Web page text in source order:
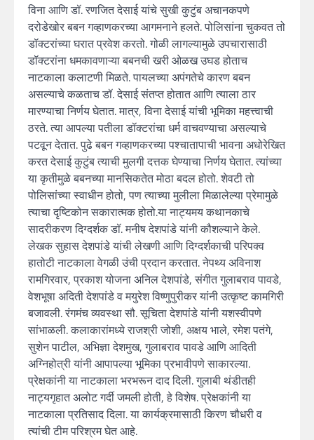
विना आणि डॉ. रणजित देसाई यांचे सुखी कुटुंब अचानकपणे
दरोडेखोर बबन गव्हाणकरच्या आगमनाने हलते. पोलिसांना चुकवत तो
डॉक्टरांच्या घरात प्रवेश करतो. गोळी लागल्यामुळे उपचारासाठी
डॉक्टरांना धमकावणाऱ्या बबनची खरी ओळख उघड होताच
नाटकाला कलाटणी मिळते. पायलच्या अपंगतेचे कारण बबन
असल्याचे कळताच डॉ. देसाई संतप्त होतात आणि त्याला ठार
मारण्याचा निर्णय घेतात. मात्र, विना देसाई यांची भूमिका महत्त्वाची
ठरते. त्या आपल्या पतीला डॉक्टरांचा धर्म वाचवण्याचा असल्याचे
पटवून देतात. पुढे बबन गव्हाणकरच्या पश्चातापाची भावना अधोरेखित
करत देसाई कुटुंब त्याची मुलगी दत्तक घेण्याचा निर्णय घेतात. त्यांच्या
या कृतीमुळे बबनच्या मानसिकतेत मोठा बदल होतो. शेवटी तो
पोलिसांच्या स्वाधीन होतो, पण त्याच्या मुलीला मिळालेल्या प्रेमामुळे
त्याचा दृष्टिकोन सकारात्मक होतो.या नाट्यमय कथानकाचे
सादरीकरण दिग्दर्शक डॉ. मनीष देशपांडे यांनी कौशल्याने केले.
लेखक सुहास देशपांडे यांची लेखणी आणि दिग्दर्शकाची परिपक्व
हातोटी नाटकाला वेगळी उंची प्रदान करतात. नेपथ्य अविनाश
रामगिरवार, प्रकाश योजना अनिल देशपांडे, संगीत गुलाबराव पावडे,
वेशभूषा अदिती देशपांडे व मयुरेश विष्णुपुरीकर यांनी उत्कृष्ट कामगिरी
बजावली. रंगमंच व्यवस्था सौ. सूचिता देशपांडे यांनी यशस्वीपणे
सांभाळली. कलाकारांमध्ये राजश्री जोशी, अक्षय भाले, रमेश पतंगे,
सुशेन पाटील, अभिज्ञा देशमुख, गुलाबराव पावडे आणि आदिती
अग्निहोत्री यांनी आपापल्या भूमिका प्रभावीपणे साकारल्या.
प्रेक्षकांनी या नाटकाला भरभरून दाद दिली. गुलाबी थंडीतही
नाट्यगृहात अलोट गर्दी जमली होती, हे विशेष. प्रेक्षकांनी या
नाटकाला प्रतिसाद दिला. या कार्यक्रमासाठी किरण चौधरी व
त्यांची टीम परिश्रम घेत आहे.